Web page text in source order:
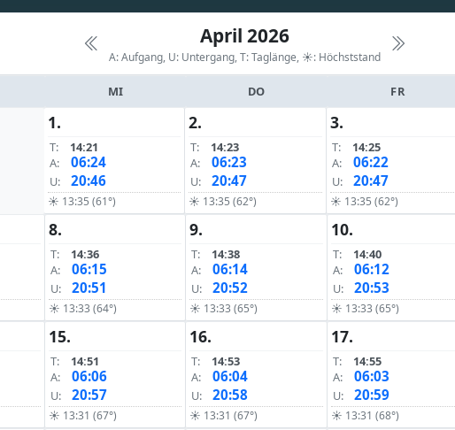
April 2026
A: Aufgang, U: Untergang, T: Taglänge, ☀: Höchststand
MI DO FR
1.
T:
14:21
A:
06:24
U: 20:46
☀ 13:35 (61°)
2.
T:
14:23
A:
06:23
U: 20:47
☀ 13:35 (62°)
3.
T:
14:25
A:
06:22
U: 20:47
☀ 13:35 (62°)
8.
T:
14:36
A:
06:15
U: 20:51
☀ 13:33 (64°)
9.
T:
14:38
A:
06:14
U: 20:52
☀ 13:33 (65°)
10.
T:
14:40
A:
06:12
U: 20:53
☀ 13:33 (65°)
15.
T:
14:51
A:
06:06
U: 20:57
☀ 13:31 (67°)
16.
T:
14:53
A:
06:04
U: 20:58
☀ 13:31 (67°)
17.
T:
14:55
A:
06:03
U: 20:59
☀ 13:31 (68°)